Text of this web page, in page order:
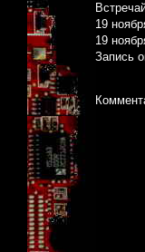
19
19
Запись